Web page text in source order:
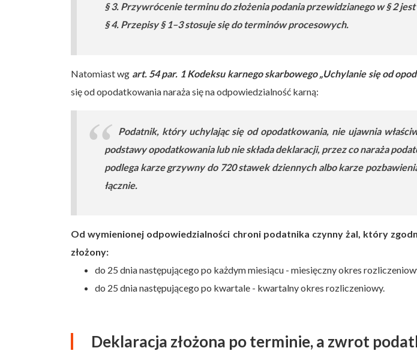
§ 3. Przywrócenie terminu do złożenia podania przewidzianego w § 2
§ 4. Przepisy § 1–3 stosuje się do terminów procesowych.
Natomiast wg art. 54 par. 1 Kodeksu karnego skarbowego „Uchylanie się od
się od opodatkowania naraża się na odpowiedzialność karną:
Podatnik, który uchylając się od opodatkowania, nie ujawnia
podstawy opodatkowania lub nie składa deklaracji, przez co naraża
podlega karze grzywny do 720 stawek dziennych albo karze
łącznie.
Od wymienionej odpowiedzialności chroni podatnika czynny żal, który
złożony:
do 25 dnia następującego po każdym miesiącu - miesięczny okres
do 25 dnia następującego po kwartale - kwartalny okres rozliczeniowy.
Deklaracja złożona po terminie, a zwrot